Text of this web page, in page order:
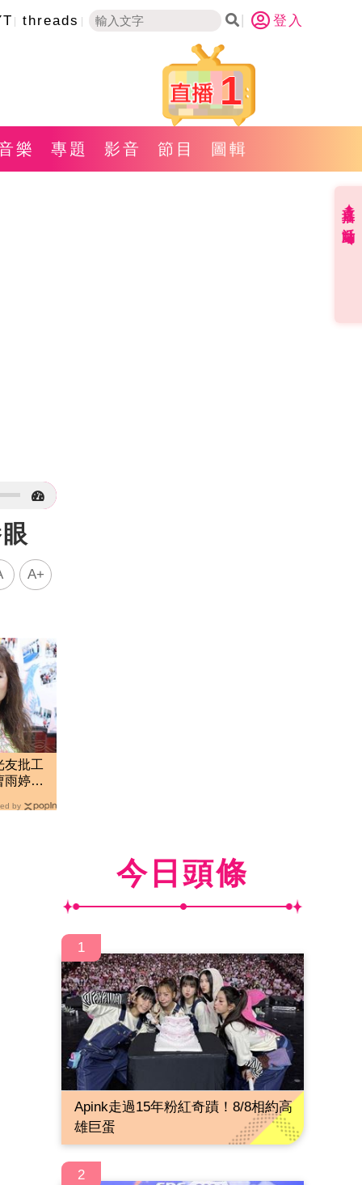
threads 登入
1
樂 專題 影音 節目 圖輯
A+
友批工
雨婷不
by
今日頭條
1
Apink走過15年粉紅奇蹟！8/8相約高
雄巨蛋
2
直播✦活動